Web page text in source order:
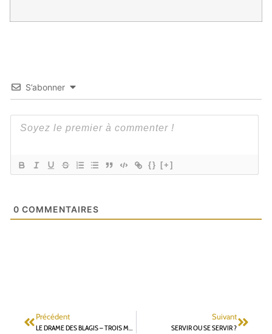
S’abonner
{} [+]
0 COMMENTAIRES
Précédent
LE DRAME DES BLAGIS – TROIS MOIS PLUS TARD
Suivant
SERVIR OU SE SERVIR ?